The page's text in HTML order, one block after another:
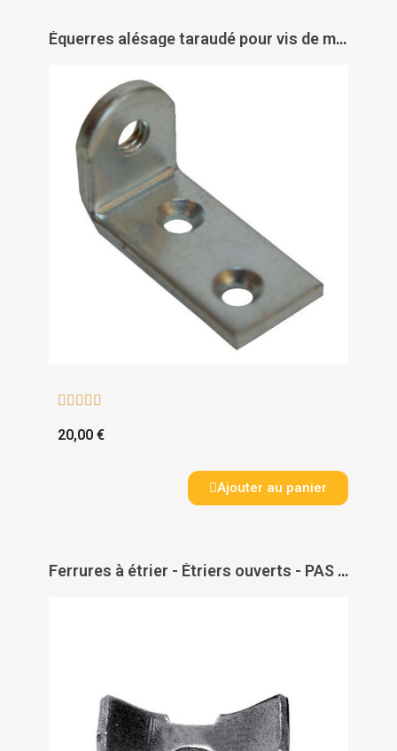
Équerres alésage taraudé pour vis de meuble - LUDMANN
    
20,00 €
Ajouter au panier
Ferrures à étrier - Étriers ouverts - PAS DE MARQUE